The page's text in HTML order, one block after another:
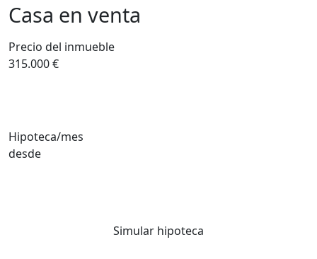
Casa en venta
Precio del inmueble
315.000 €
Hipoteca/mes
desde
Simular hipoteca